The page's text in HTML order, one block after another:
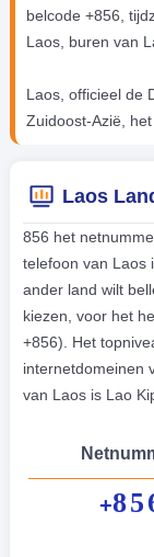
belcode +856,
Laos, buren van
Laos, officieel de
Zuidoost-Azië,
Laos
856 het
telefoon van Laos
ander land wilt
kiezen, voor het
+856). Het
internetdomeinen
van Laos is Lao
+